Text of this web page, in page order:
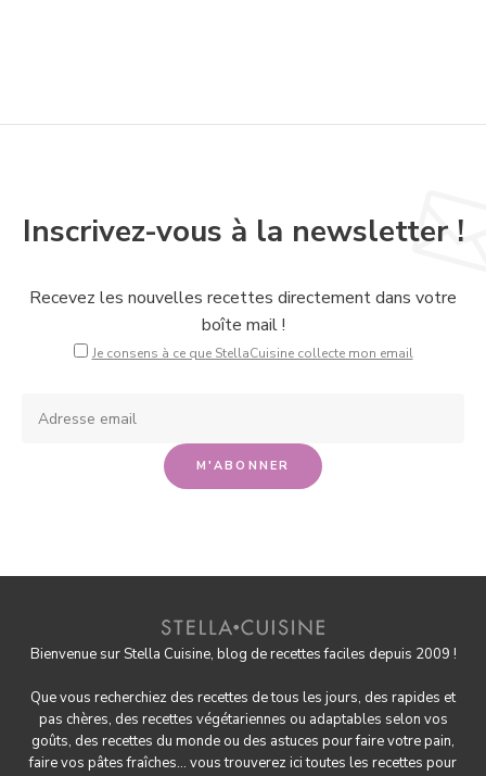
Inscrivez-vous à la newsletter !
Recevez les nouvelles recettes directement dans votre
boîte mail !
Je consens à ce que StellaCuisine collecte mon email
Bienvenue sur Stella Cuisine, blog de recettes faciles depuis 2009 !
Que vous recherchiez des recettes de tous les jours, des rapides et
pas chères, des recettes végétariennes ou adaptables selon vos
goûts, des recettes du monde ou des astuces pourfaire votre pain,
fairevos pâtes fraîches... vous trouverez ici toutes les recettes pour